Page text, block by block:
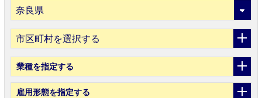
市区町村を選択する
業種を指定する
雇用形態を指定する